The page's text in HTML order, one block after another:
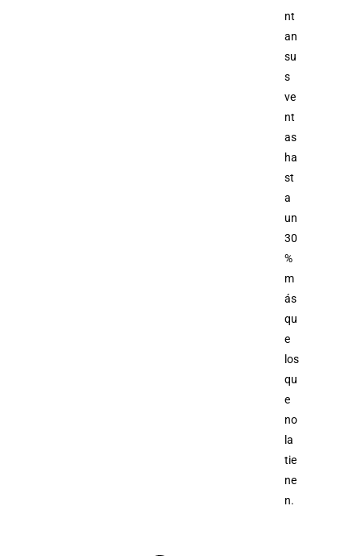
nt
an
su
s
ve
nt
as
ha
st
a
un
30
%
m
ás
qu
e
los
qu
e
no
la
tie
ne
n.